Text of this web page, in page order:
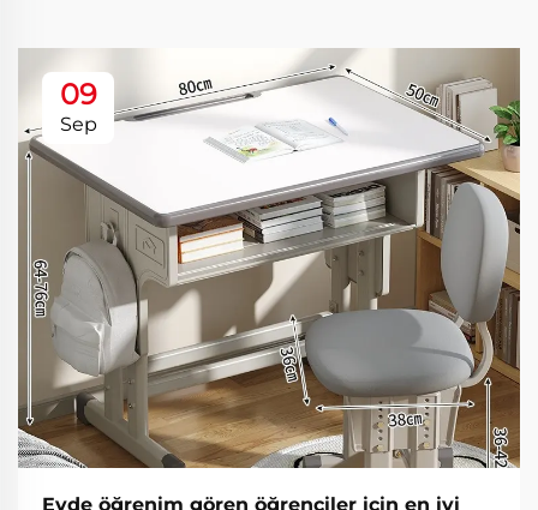
09
Sep
Evde öğrenim gören öğrenciler için en iyi